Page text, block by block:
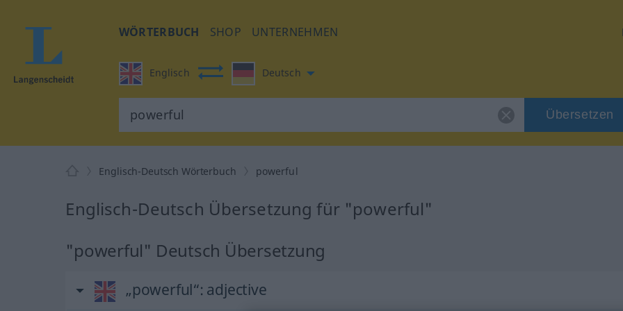
WÖRTERBUCH SHOP UNTERNEHMEN
Englisch Deutsch
Übersetzen
Englisch-Deutsch Wörterbuch powerful
Englisch-Deutsch Übersetzung für "powerful"
"powerful" Deutsch Übersetzung
„powerful“: adjective